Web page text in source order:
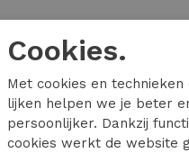
69,95
Cookies.
Met cookies en technieken
lijken helpen we je beter
persoonlijker. Dankzij
cookies werkt de website